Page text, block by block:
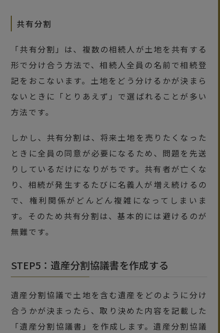
共有分割
「共有分割」は、複数の相続人が土地を共有する
形で分け合う方法で、相続人全員の名前で相続登
記をおこないます。土地をどう分けるかが決まら
ないときに「とりあえず」で選ばれることが多い
方法です。
しかし、共有分割は、将来土地を売りたくなった
ときに全員の同意が必要になるため、問題を先送
りしているだけになりがちです。共有者が亡くな
り、相続が発生するたびに名義人が増え続けるの
で、権利関係がどんどん複雑になってしまいま
す。そのため共有分割は、基本的には避けるのが
無難です。
STEP5：遺産分割協議書を作成する
遺産分割協議で土地を含む遺産をどのように分け
合うかが決まったら、取り決めた内容を記載した
「遺産分割協議書」を作成します。遺産分割協議